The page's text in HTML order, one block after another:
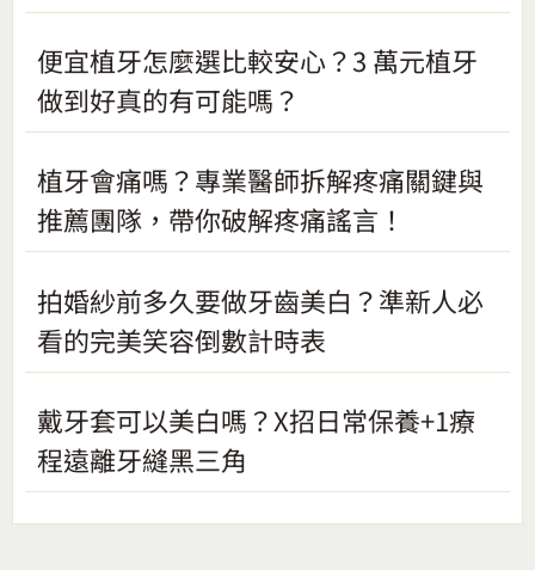
便宜植牙怎麼選比較安心？3 萬元植牙
做到好真的有可能嗎？
植牙會痛嗎？專業醫師拆解疼痛關鍵與
推薦團隊，帶你破解疼痛謠言！
拍婚紗前多久要做牙齒美白？準新人必
看的完美笑容倒數計時表
戴牙套可以美白嗎？X招日常保養+1療
程遠離牙縫黑三角